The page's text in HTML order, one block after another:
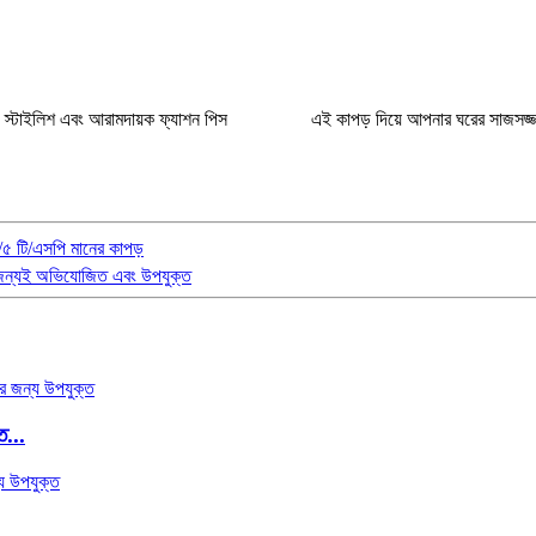
এবং আরামদায়ক ফ্যাশন পিস এই কাপড় দিয়ে আপনার ঘরের
এসপি মানের কাপড়
অভিযোজিত এবং উপযুক্ত